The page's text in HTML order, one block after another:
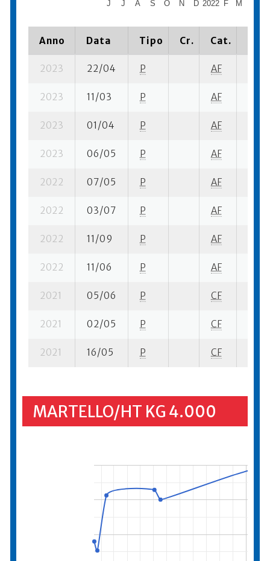
2022
J J A S O N D F M
Anno Data Tipo Cr. Cat.
2023 22/04 P AF
2023 11/03 P AF
2023 01/04 P AF
2023 06/05 P AF
2022 07/05 P AF
2022 03/07 P AF
2022 11/09 P AF
2022 11/06 P AF
2021 05/06 P CF
2021 02/05 P CF
2021 16/05 P CF
MARTELLO/HT KG 4.000